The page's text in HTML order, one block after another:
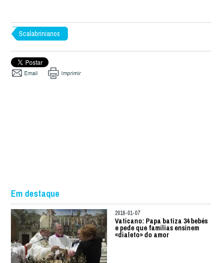
Scalabrinianos
Em destaque
2018-01-07
Vaticano: Papa batiza 34 bebés
e pede que famílias ensinem
«dialeto» do amor